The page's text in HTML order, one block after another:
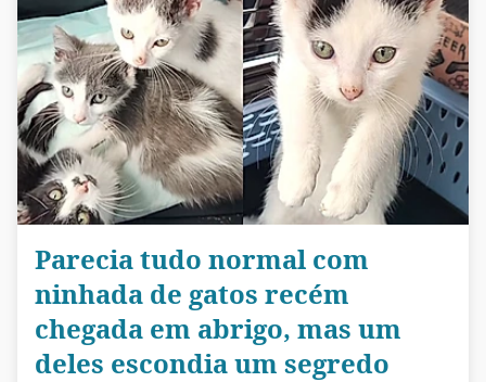
Parecia tudo normal com
ninhada de gatos recém
chegada em abrigo, mas um
deles escondia um segredo